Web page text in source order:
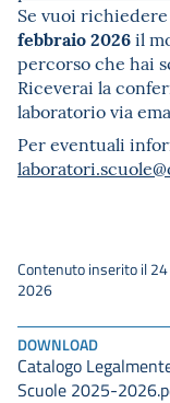
Se vuoi
febbraio 2026il
percorso che hai
Riceverai la
laboratorio via
Per eventuali
DOWNLOAD
Catalogo
Scuole 2025-
Contenuto inserito il
2026